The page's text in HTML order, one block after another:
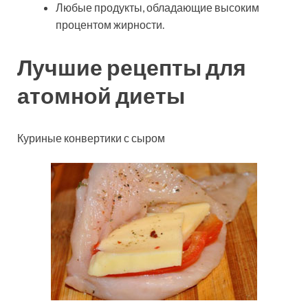
Любые продукты, обладающие высоким
процентом жирности.
Лучшие рецепты для
атомной диеты
Куриные конвертики с сыром